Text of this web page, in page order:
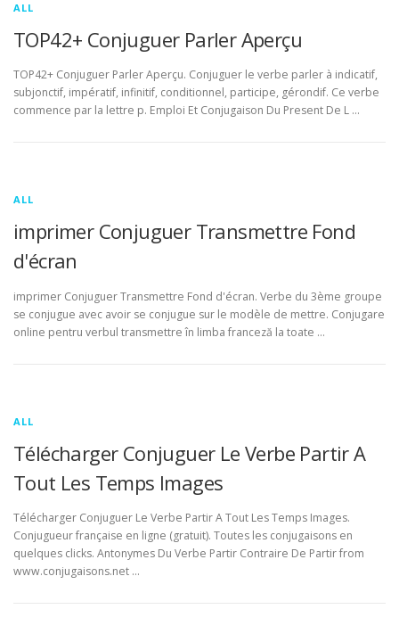
ALL
TOP42+ Conjuguer Parler Aperçu
TOP42+ Conjuguer Parler Aperçu. Conjuguer le verbe parler à indicatif,
subjonctif, impératif, infinitif, conditionnel, participe, gérondif. Ce verbe
commence par la lettre p. Emploi Et Conjugaison Du Present De L …
ALL
imprimer Conjuguer Transmettre Fond
d'écran
imprimer Conjuguer Transmettre Fond d'écran. Verbe du 3ème groupe
se conjugue avec avoir se conjugue sur le modèle de mettre. Conjugare
online pentru verbul transmettre în limba franceză la toate …
ALL
Télécharger Conjuguer Le Verbe Partir A
Tout Les Temps Images
Télécharger Conjuguer Le Verbe Partir A Tout Les Temps Images.
Conjugueur française en ligne (gratuit). Toutes les conjugaisons en
quelques clicks. Antonymes Du Verbe Partir Contraire De Partir from
www.conjugaisons.net …